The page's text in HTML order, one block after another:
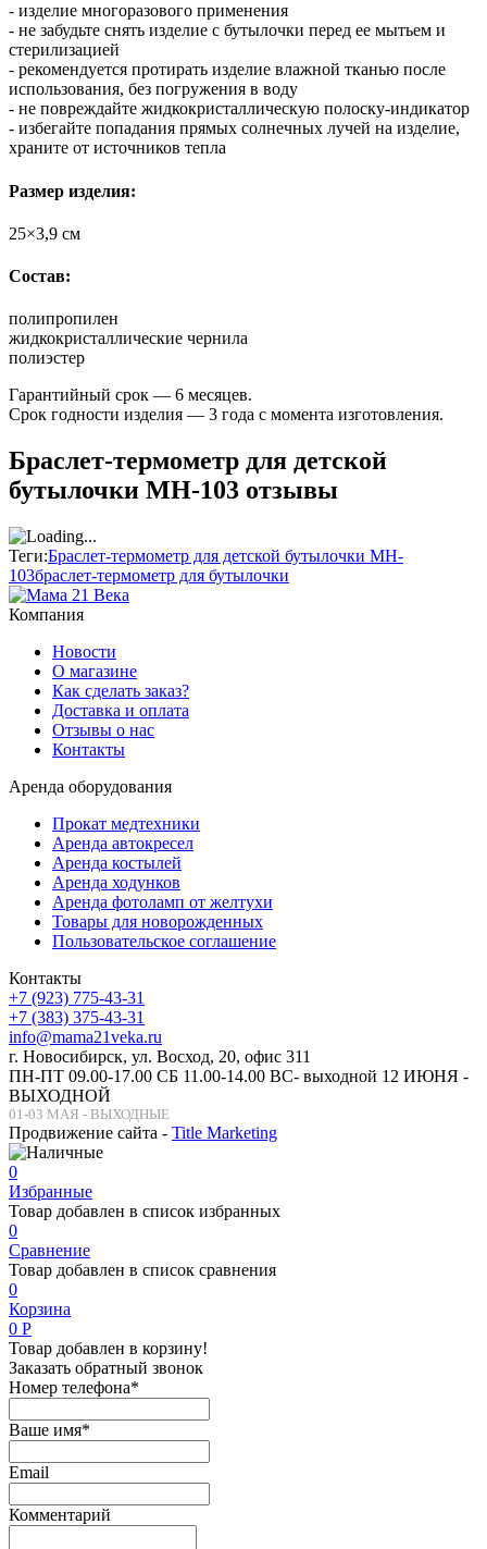
- изделие многоразового применения
- не забудьте снять изделие с бутылочки перед ее мытьем и
стерилизацией
- рекомендуется протирать изделие влажной тканью после
использования, без погружения в воду
- не повреждайте жидкокристаллическую полоску-индикатор
- избегайте попадания прямых солнечных лучей на изделие,
храните от источников тепла
Размер изделия:
25×3,9 см
Состав:
полипропилен
жидкокристаллические чернила
полиэстер
Гарантийный срок — 6 месяцев.
Срок годности изделия — 3 года с момента изготовления.
Браслет-термометр для детской
бутылочки MH-103 отзывы
Теги:Браслет-термометр для детской бутылочки MH-
103браслет-термометр для бутылочки
Компания
Новости
О магазине
Как сделать заказ?
Доставка и оплата
Отзывы о нас
Контакты
Аренда оборудования
Прокат медтехники
Аренда автокресел
Аренда костылей
Аренда ходунков
Аренда фотоламп от желтухи
Товары для новорожденных
Пользовательское соглашение
Контакты
+7 (923) 775-43-31
+7 (383) 375-43-31
info@mama21veka.ru
г. Новосибирск, ул. Восход, 20, офис 311
ПН-ПТ 09.00-17.00 СБ 11.00-14.00 ВС- выходной 12 ИЮНЯ -
ВЫХОДНОЙ
01-03 МАЯ - ВЫХОДНЫЕ
Продвижение сайта - Title Marketing
0
Избранные
Товар добавлен в список избранных
0
Сравнение
Товар добавлен в список сравнения
0
Корзина
0 Р
Товар добавлен в корзину!
Заказать обратный звонок
Номер телефона*
Ваше имя*
Email
Комментарий